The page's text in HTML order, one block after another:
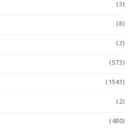
(3)
(8)
(3)
(573)
(1541)
(2)
(480)